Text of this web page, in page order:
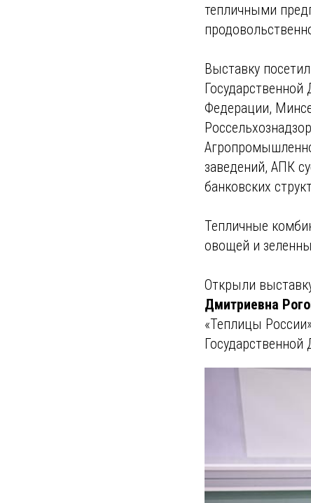
тепличными
Выставку
Федерации,
заведений, АПК
банковских
Тепличные
овощей и
Открыли
Дмитриевна
«Теплицы